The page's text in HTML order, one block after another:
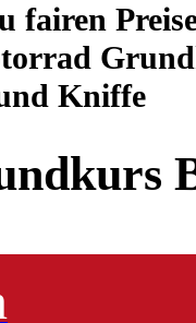
fairen
Kniffe